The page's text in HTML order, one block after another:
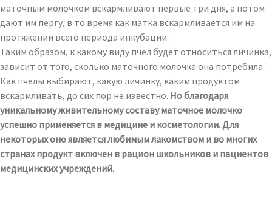
маточным молочком вскармливают первые три дня, а потом
дают им пергу, в то время как матка вскармливается им на
протяжении всего периода инкубации.
Таким образом, к какому виду пчел будет относиться личинка,
зависит от того, сколько маточного молочка она потребила.
Как пчелы выбирают, какую личинку, каким продуктом
вскармливать, до сих пор не известно. Но благодаря
уникальному живительному составу маточное молочко
успешно применяется в медицине и косметологии. Для
некоторых оно является любимым лакомством и во многих
странах продукт включен в рацион школьников и пациентов
медицинских учреждений.